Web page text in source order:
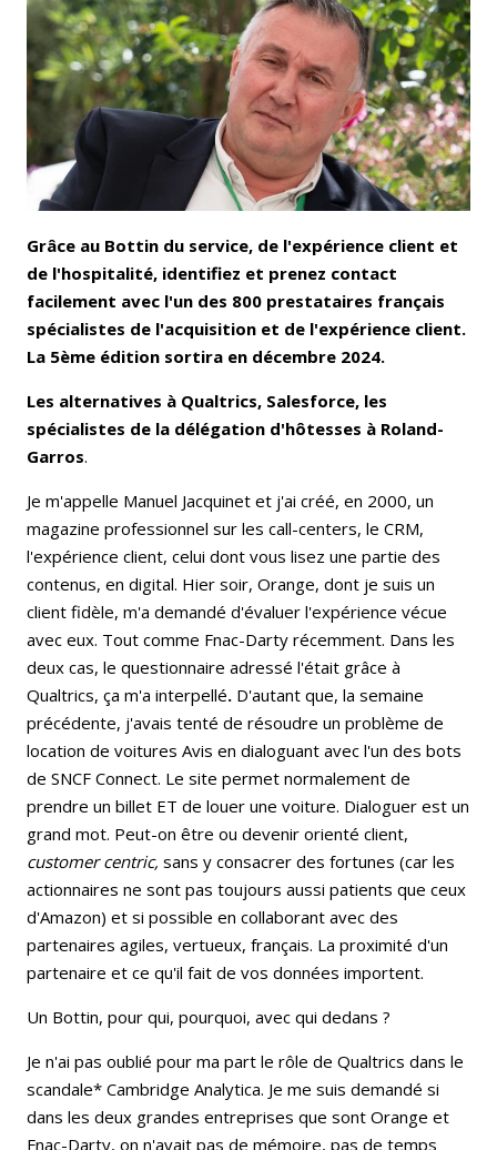
Email Facebook LinkedIn
Bluesky Whatsapp
Grâce au Bottin du service, de l'expérience client et
de l'hospitalité, identifiez et prenez contact
facilement avec l'un des 800 prestataires français
spécialistes de l'acquisition et de l'expérience client.
La 5ème édition sortira en décembre 2024.
Les alternatives à Qualtrics, Salesforce, les
spécialistes de la délégation d'hôtesses à Roland-
Garros.
Je m'appelle Manuel Jacquinet et j'ai créé, en 2000, un
magazine professionnel sur les call-centers, le CRM,
l'expérience client, celui dont vous lisez une partie des
contenus, en digital. Hier soir, Orange, dont je suis un
client fidèle, m'a demandé d'évaluer l'expérience vécue
avec eux. Tout comme Fnac-Darty récemment. Dans les
deux cas, le questionnaire adressé l'était grâce à
Qualtrics, ça m'a interpellé. D'autant que, la semaine
précédente, j'avais tenté de résoudre un problème de
location de voitures Avis en dialoguant avec l'un des bots
de SNCF Connect. Le site permet normalement de
prendre un billet ET de louer une voiture. Dialoguer est un
grand mot. Peut-on être ou devenir orienté client,
customer centric, sans y consacrer des fortunes (car les
actionnaires ne sont pas toujours aussi patients que ceux
d'Amazon) et si possible en collaborant avec des
partenaires agiles, vertueux, français. La proximité d'un
partenaire et ce qu'il fait de vos données importent.
Un Bottin, pour qui, pourquoi, avec qui dedans ?
Je n'ai pas oublié pour ma part le rôle de Qualtrics dans le
scandale* Cambridge Analytica. Je me suis demandé si
dans les deux grandes entreprises que sont Orange et
Fnac-Darty, on n'avait pas de mémoire, pas de temps